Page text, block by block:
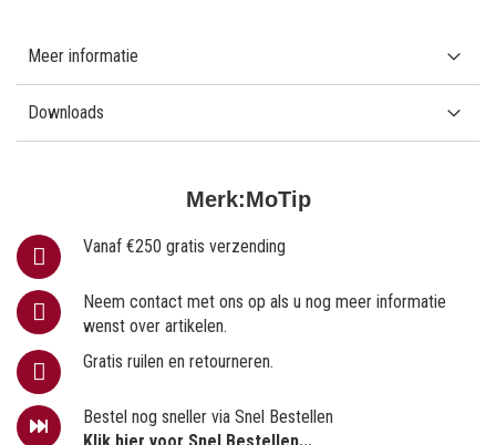
Merk:MoTip
Vanaf €250 gratis verzending
Neem contact met ons op als u nog meer informatie
wenst over artikelen.
Gratis ruilen en retourneren.
Bestel nog sneller via Snel Bestellen
Meer informatie
Downloads